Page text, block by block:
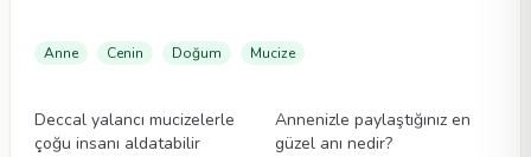
Anne Cenin Doğum Mucize
Deccal yalancı mucizelerle
çoğu insanı aldatabilir
Annenizle paylaştığınız en
güzel anı nedir?